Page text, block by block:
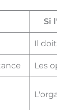
Si
Il
Les